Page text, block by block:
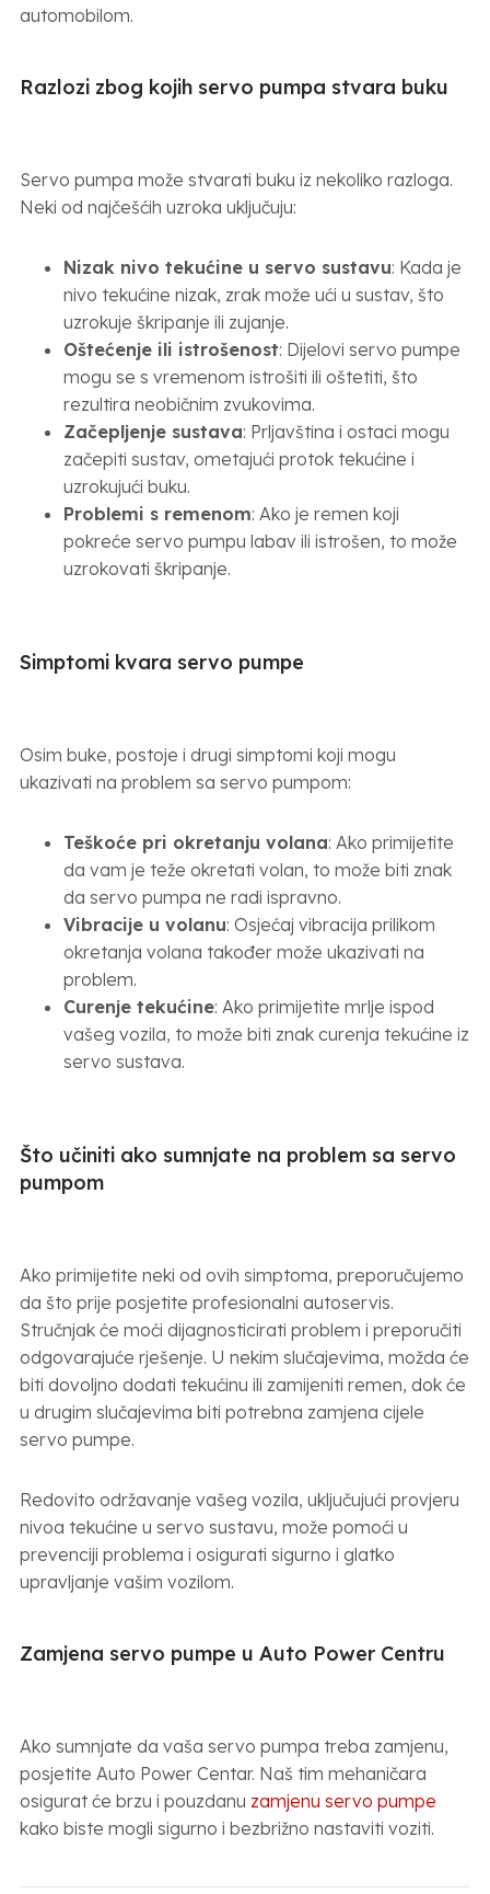
automobilom.
Razlozi zbog kojih servo pumpa stvara buku
Servo pumpa može stvarati buku iz nekoliko razloga.
Neki od najčešćih uzroka uključuju:
Nizak nivo tekućine u servo sustavu: Kada je
nivo tekućine nizak, zrak može ući u sustav, što
uzrokuje škripanje ili zujanje.
Oštećenje ili istrošenost: Dijelovi servo pumpe
mogu se s vremenom istrošiti ili oštetiti, što
rezultira neobičnim zvukovima.
Začepljenje sustava: Prljavština i ostaci mogu
začepiti sustav, ometajući protok tekućine i
uzrokujući buku.
Problemi s remenom: Ako je remen koji
pokreće servo pumpu labav ili istrošen, to može
uzrokovati škripanje.
Simptomi kvara servo pumpe
Osim buke, postoje i drugi simptomi koji mogu
ukazivati na problem sa servo pumpom:
Teškoće pri okretanju volana: Ako primijetite
da vam je teže okretati volan, to može biti znak
da servo pumpa ne radi ispravno.
Vibracije u volanu: Osjećaj vibracija prilikom
okretanja volana također može ukazivati na
problem.
Curenje tekućine: Ako primijetite mrlje ispod
vašeg vozila, to može biti znak curenja tekućine iz
servo sustava.
Što učiniti ako sumnjate na problem sa servo
pumpom
Ako primijetite neki od ovih simptoma, preporučujemo
da što prije posjetite profesionalni autoservis.
Stručnjak će moći dijagnosticirati problem i preporučiti
odgovarajuće rješenje. U nekim slučajevima, možda će
biti dovoljno dodati tekućinu ili zamijeniti remen, dok će
u drugim slučajevima biti potrebna zamjena cijele
servo pumpe.
Redovito održavanje vašeg vozila, uključujući provjeru
nivoa tekućine u servo sustavu, može pomoći u
prevenciji problema i osigurati sigurno i glatko
upravljanje vašim vozilom.
Zamjena servo pumpe u Auto Power Centru
Ako sumnjate da vaša servo pumpa treba zamjenu,
posjetite Auto Power Centar. Naš tim mehaničara
osigurat će brzu i pouzdanu zamjenu servo pumpe
kako biste mogli sigurno i bezbrižno nastaviti voziti.